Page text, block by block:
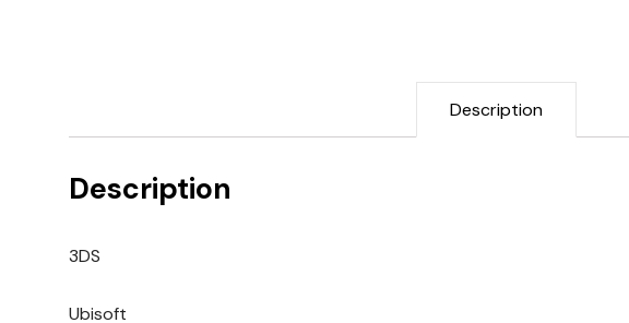
Description
Description
3DS
Ubisoft